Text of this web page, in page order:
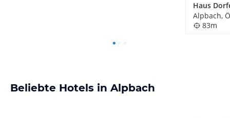
Haus
Alpbach,
83m
Beliebte Hotels in Alpbach